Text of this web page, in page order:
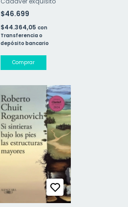
$46.699
$44.364,05 con
Transferencia o
depósito bancario